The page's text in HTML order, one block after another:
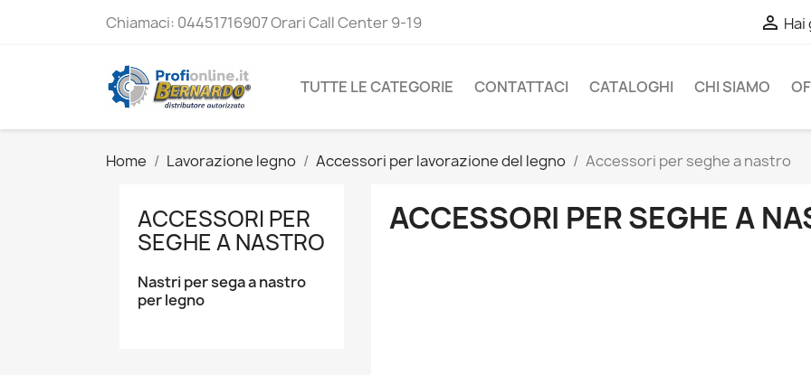
Chiamaci: 04451716907 Orari Call Center 9-19 
TUTTE LE CATEGORIE CONTATTACI CATALOGHI CHI SIAMO
Home Lavorazione legno Accessori per lavorazione del legno Accessori per seghe a nastro
ACCESSORI PER
SEGHE A NASTRO
Nastri per sega a nastro
per legno
ACCESSORI PER SEGHE A